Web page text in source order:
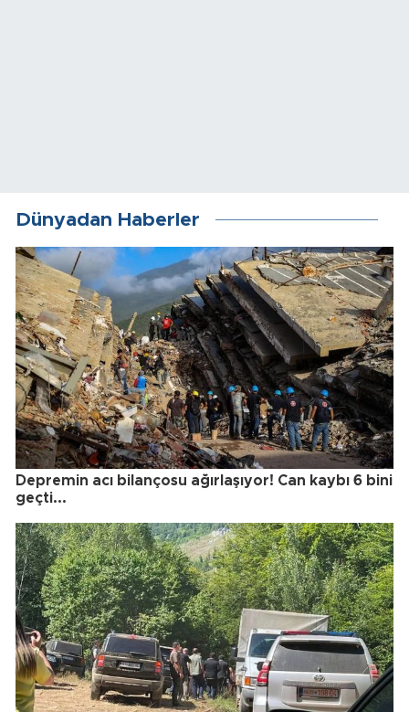
Dünyadan Haberler
Depremin acı bilançosu ağırlaşıyor! Can kaybı 6 bini
geçti...